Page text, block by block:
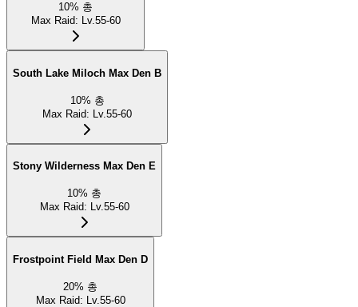
10% 총
Max Raid: Lv.55-60
South Lake Miloch Max Den B
10% 총
Max Raid: Lv.55-60
Stony Wilderness Max Den E
10% 총
Max Raid: Lv.55-60
Frostpoint Field Max Den D
20% 총
Max Raid: Lv.55-60